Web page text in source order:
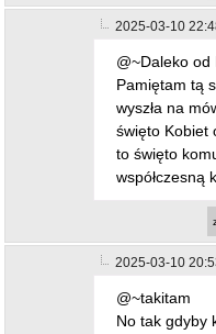
2025-03-10
@~Daleko od
Pamiętam tą
wyszła na
święto Kobiet
to święto
współczesną
2025-03-10
@~takitam
No tak gdyby